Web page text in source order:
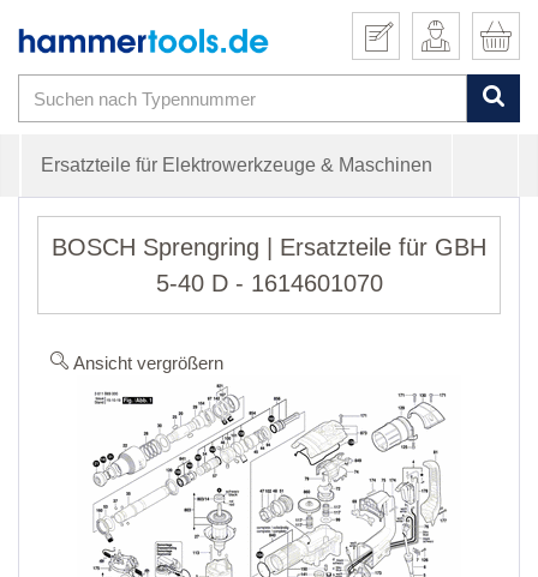
Ersatzteile für Elektrowerkzeuge & Maschinen
BOSCH Sprengring | Ersatzteile für GBH
5-40 D - 1614601070
Ansicht vergrößern